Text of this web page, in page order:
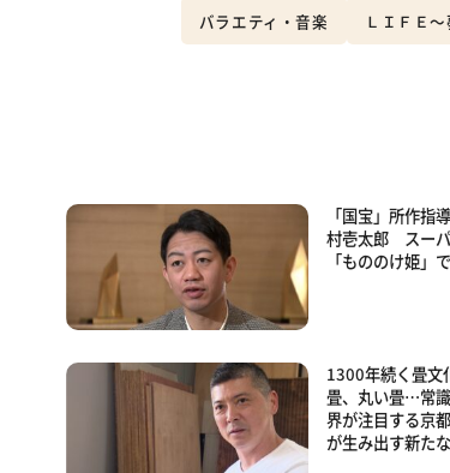
バラエティ・音楽 ＬＩＦＥ
「国宝」所作指
村壱太郎 スー
「もののけ姫」
1300年続く畳文
畳、丸い畳…常
界が注目する京
が生み出す新た